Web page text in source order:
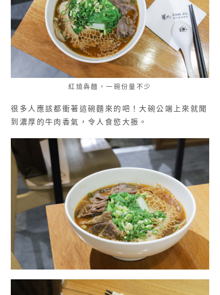
紅燒犇麵，一碗份量不少
很多人應該都衝著這碗麵來的吧！大碗公端上來就聞
到濃厚的牛肉香氣，令人食慾大振。